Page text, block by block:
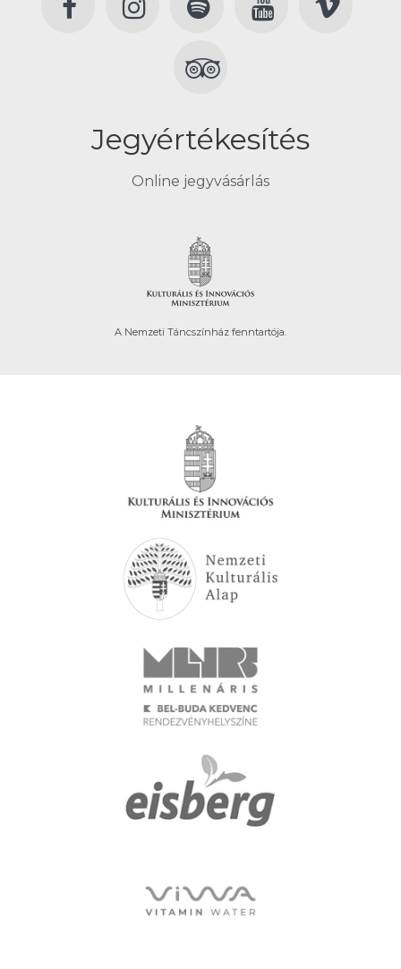
Jegyértékesítés
Online jegyvásárlás
A Nemzeti Táncszínház fenntartója.